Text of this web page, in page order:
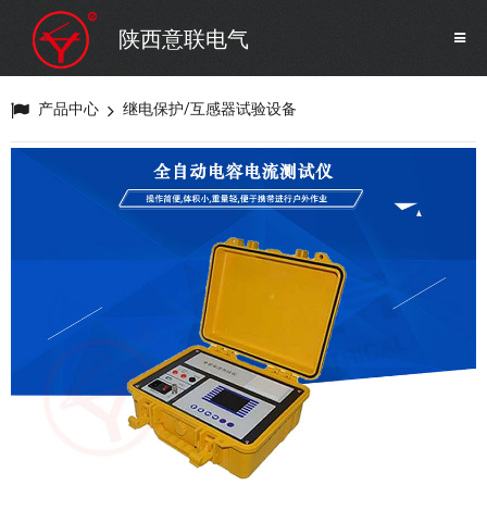
继电保护/互感器试验设备
电力安全工器具
蓄电池测试仪器/直流系统
自动化
陕西意联电气
产品中心 继电保护/互感器试验设备